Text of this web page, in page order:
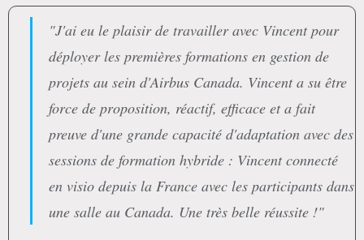
"J'ai eu le plaisir de travailler avec Vincent pour
déployer les premières formations en gestion de
projets au sein d'Airbus Canada. Vincent a su être
force de proposition, réactif, efficace et a fait
preuve d'une grande capacité d'adaptation avec des
sessions de formation hybride : Vincent connecté
en visio depuis la France avec les participants dans
une salle au Canada. Une très belle réussite !"